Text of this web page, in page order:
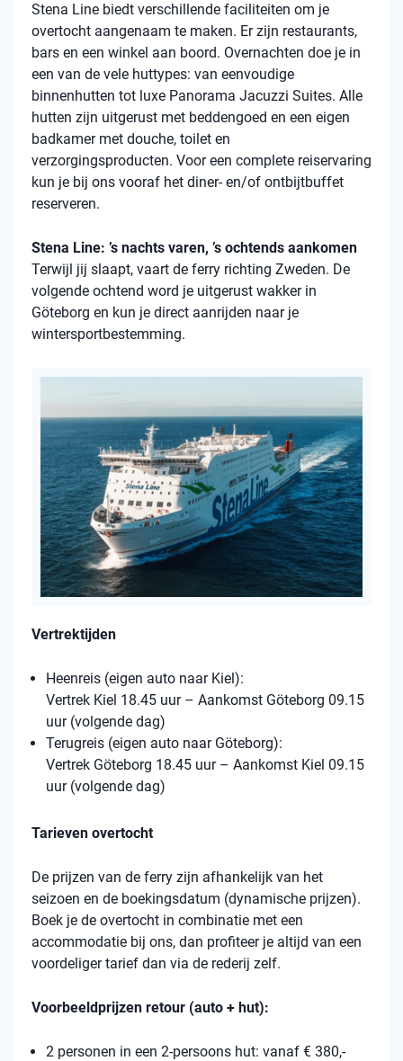
Stena Line biedt verschillende faciliteiten om je
overtocht aangenaam te maken. Er zijn restaurants,
bars en een winkel aan boord. Overnachten doe je in
een van de vele huttypes: van eenvoudige
binnenhutten tot luxe Panorama Jacuzzi Suites. Alle
hutten zijn uitgerust met beddengoed en een eigen
badkamer met douche, toilet en
verzorgingsproducten. Voor een complete reiservaring
kun je bij ons vooraf het diner- en/of ontbijtbuffet
reserveren.
Stena Line: ’s nachts varen, ’s ochtends aankomen
Terwijl jij slaapt, vaart de ferry richting Zweden. De
volgende ochtend word je uitgerust wakker in
Göteborg en kun je direct aanrijden naar je
wintersportbestemming.
Vertrektijden
Heenreis (eigen auto naar Kiel):
Vertrek Kiel 18.45 uur – Aankomst Göteborg 09.15
uur (volgende dag)
Terugreis (eigen auto naar Göteborg):
Vertrek Göteborg 18.45 uur – Aankomst Kiel 09.15
uur (volgende dag)
Tarieven overtocht
De prijzen van de ferry zijn afhankelijk van het
seizoen en de boekingsdatum (dynamische prijzen).
Boek je de overtocht in combinatie met een
accommodatie bij ons, dan profiteer je altijd van een
voordeliger tarief dan via de rederij zelf.
Voorbeeldprijzen retour (auto + hut):
2 personen in een 2-persoons hut: vanaf € 380,-